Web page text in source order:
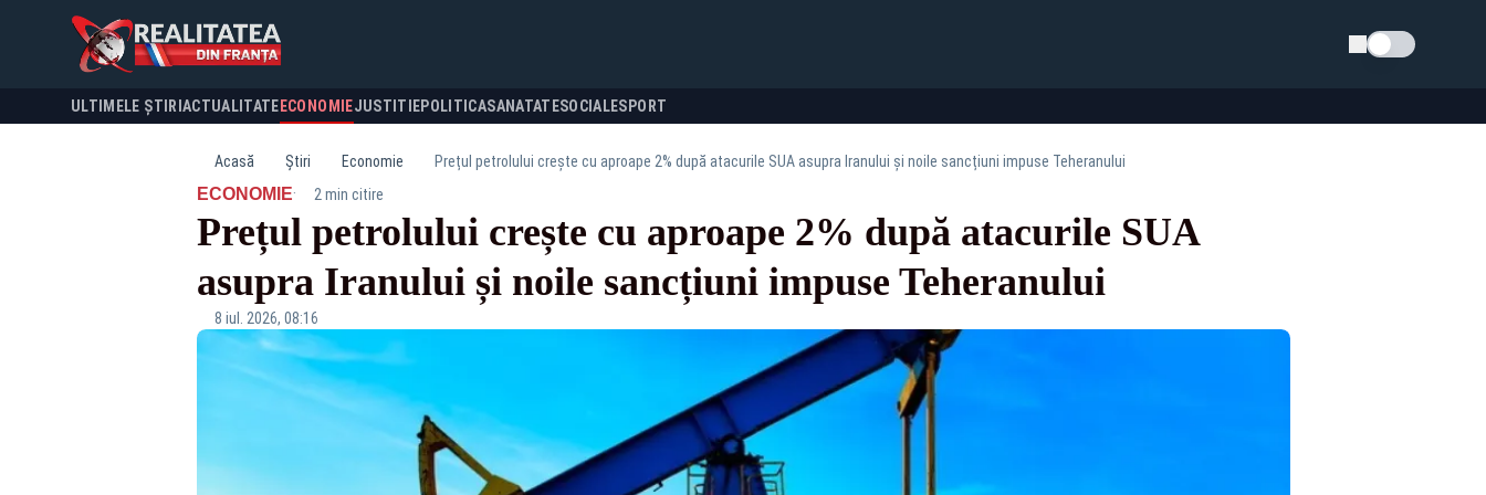
Schimba tema
ULTIMELE ȘTIRI ACTUALITATE ECONOMIEJUSTITIEPOLITICASANATATESOCIALESPORT
Acasă Știri Economie Prețul petrolului crește cu aproape 2% după atacurile SUA asupra Iranului și noile sancțiuni impuse Teheranului
ECONOMIE· 2 min citire
Prețul petrolului crește cu aproape 2% după atacurile SUA
asupra Iranului și noile sancțiuni impuse Teheranului
8 iul. 2026, 08:16